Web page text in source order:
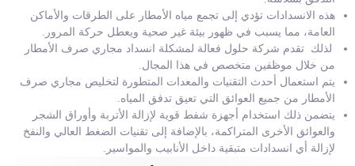
هذه الانسدادات تؤدي إلى تجمع مياه الأمطار على الطرقات والأماكن
العامة، مما يسبب في ظهور بيئة غير صحية ويعطل حركة المرور.
لذلك تقدم شركة حلول فعالة لمشكلة انسداد مجاري صرف الأمطار
من خلال موظفين متخصص في هذا المجال.
يتم استعمال أحدث التقنيات والمعدات المتطورة لتخليص مجاري صرف
الأمطار من جميع العوائق التي تعيق تدفق المياه.
يتضمن ذلك استخدام أجهزة شفط قوية لإزالة الأتربة وأوراق الشجر
والعوائق الأخرى المتراكمة، بالإضافة إلى تقنيات الضغط العالي والنفخ
لإزالة أي انسدادات متبقية داخل الأنابيب والمواسير.